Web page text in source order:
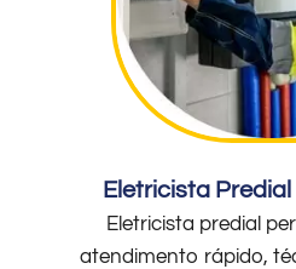
Eletricista
Eletricista predial
atendimento rápido,